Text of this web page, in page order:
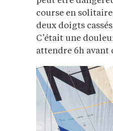
course en
deux doigts
C’était une
attendre 6h avant